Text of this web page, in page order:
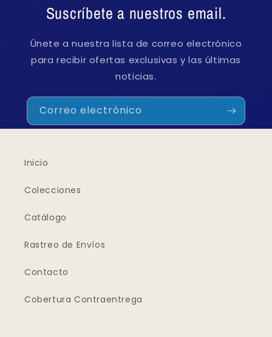
Suscríbete a nuestros email.
Únete a nuestra lista de correo electrónico
para recibir ofertas exclusivas y las últimas
noticias.
Correo electrónico
Inicio
Colecciones
Catálogo
Rastreo de Envíos
Contacto
Cobertura Contraentrega